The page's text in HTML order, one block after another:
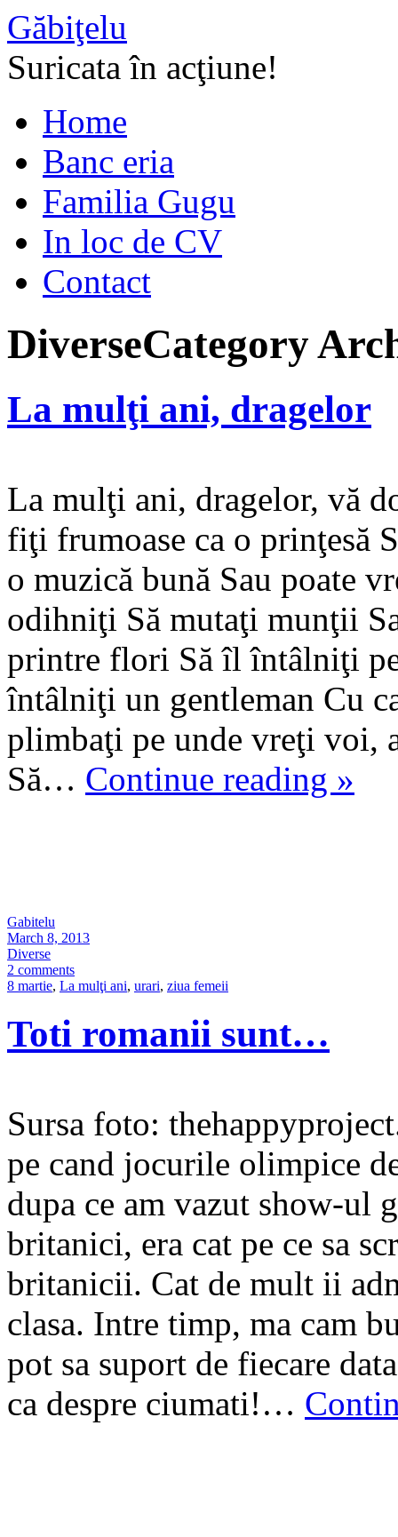
Găbiţelu
Suricata în acţiune!
Home
Banc eria
Familia Gugu
In loc de CV
Contact
DiverseCategory
La mulţi ani, dragelor
La mulţi ani, dragelor, vă
fiţi frumoase ca o prinţesă
o muzică bună Sau poate
odihniţi Să mutaţi munţii
printre flori Să îl întâlniţi
întâlniţi un gentleman Cu
plimbaţi pe unde vreţi voi,
Să… Continue reading »
Gabitelu
March 8, 2013
Diverse
2 comments
8 martie, La mulţi ani, urari, ziua femeii
Toti romanii sunt…
Sursa foto:
pe cand jocurile olimpice
dupa ce am vazut show-ul
britanici, era cat pe ce sa
britanicii. Cat de mult ii
clasa. Intre timp, ma cam
pot sa suport de fiecare
ca despre ciumati!…